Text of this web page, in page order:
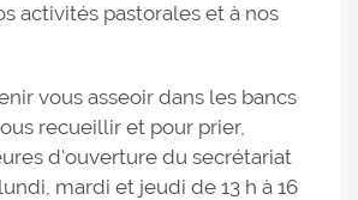
activités pastorales et à nos
vous asseoir dans les bancs
recueillir et pour prier,
d'ouverture du secrétariat
mardi et jeudi de 13 h à 16